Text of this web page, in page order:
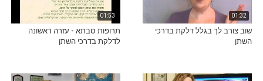
01:32
שוב צורב לך בגלל דלקת בדרכי
השתן
01:53
תרופות סבתא - עזרה ראשונה
לדלקת בדרכי השתן